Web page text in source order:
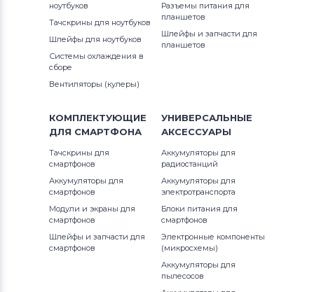
Модули и экраны для смартфонов
Megafon
Модули и экраны для смартфонов
Apple
Модули и экраны для смартфонов
LG
Модули и экраны для смартфонов
Модули и экраны для смартфонов
Samsung
Модули и экраны для смартфонов
ноутбуков
Тачскрины для ноутбуков
Шлейфы для ноутбуков
Системы охлаждения в
сборе
Вентиляторы (кулеры)
Разъемы питания для
планшетов
Шлейфы и запчасти для
планшетов
КОМПЛЕКТУЮЩИЕ
ДЛЯ СМАРТФОНА
Тачскрины для
смартфонов
Аккумуляторы для
смартфонов
Модули и экраны для
смартфонов
Шлейфы и запчасти для
смартфонов
УНИВЕРСАЛЬНЫЕ
АКСЕССУАРЫ
Аккумуляторы для
радиостанций
Аккумуляторы для
электротранспорта
Блоки питания для
смартфонов
Электронные компоненты
(микросхемы)
Аккумуляторы для
пылесосов